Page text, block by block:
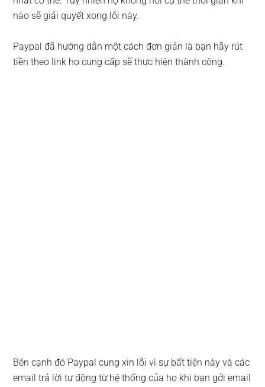
nào sẽ giải quyết xong lỗi này.
Paypal đã hướng dẫn một cách đơn giản là bạn hãy rút
tiền theo link họ cung cấp sẽ thực hiện thành công.
Bên cạnh đó Paypal cung xin lỗi vì sự bất tiện này và các
email trả lời tự động từ hệ thống của họ khi bạn gởi email